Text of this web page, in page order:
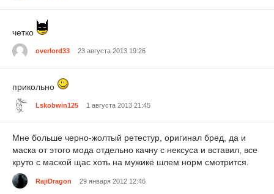
четко
overlord33 23 августа 2013 19:26
прикольно
Lskobwin125 1 августа 2013 21:45
Мне больше черно-жолтый ретестур, оригинал бред, да и
маска от этого мода отдельно качну с нексуса и вставил, все
круто с маской щас хоть на мужике шлем норм смотрится.
RajiDragon 29 января 2012 12:46